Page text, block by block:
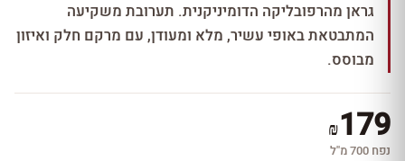
גראן מהרפובליקה הדומיניקנית. תערובת משקיעה
המתבטאת באופי עשיר, מלא ומעודן, עם מרקם חלק ואיזון
מבוסס.
₪179
נפח 700 מ''ל